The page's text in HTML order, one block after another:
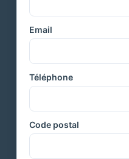
Email
Téléphone
Code postal